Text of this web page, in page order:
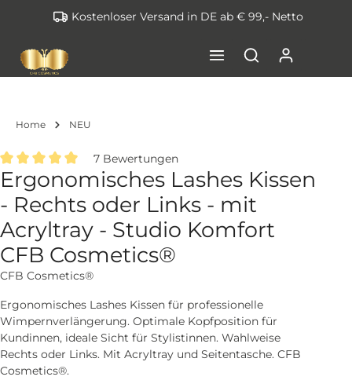
springenKostenloser Versand in DE ab € 99,- Netto
Home NEU
Durchschnittliche Bewertung von 5 von 5 Sternen
7 Bewertungen
Ergonomisches Lashes Kissen
- Rechts oder Links - mit
Acryltray - Studio Komfort
CFB Cosmetics®
CFB Cosmetics®
Ergonomisches Lashes Kissen für professionelle
Wimpernverlängerung. Optimale Kopfposition für
Kundinnen, ideale Sicht für Stylistinnen. Wahlweise
Rechts oder Links. Mit Acryltray und Seitentasche. CFB
Cosmetics®.